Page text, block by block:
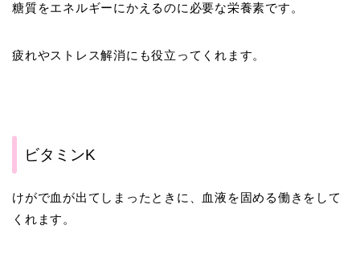
糖質をエネルギーにかえるのに必要な栄養素です。
疲れやストレス解消にも役立ってくれます。
ビタミンK
けがで血が出てしまったときに、血液を固める働きをして
くれます。